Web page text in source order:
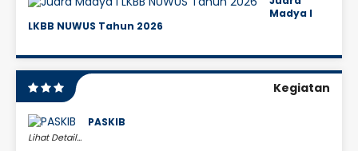
Madya I
LKBB NUWUS Tahun 2026
Kegiatan
PASKIB
Lihat Detail...